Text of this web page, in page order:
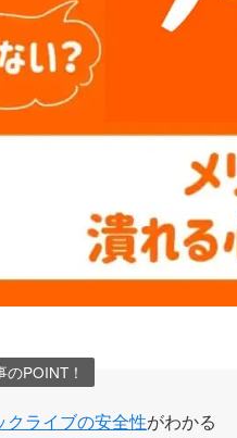
のPOINT！
クライブの安全性がわかる